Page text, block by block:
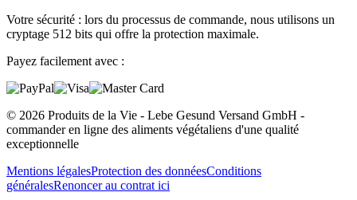
Votre sécurité : lors du processus de commande, nous utilisons un
cryptage 512 bits qui offre la protection maximale.
Payez facilement avec :
© 2026 Produits de la Vie - Lebe Gesund Versand GmbH -
commander en ligne des aliments végétaliens d'une qualité
exceptionnelle
Mentions légalesProtection des donnéesConditions
généralesRenoncer au contrat ici